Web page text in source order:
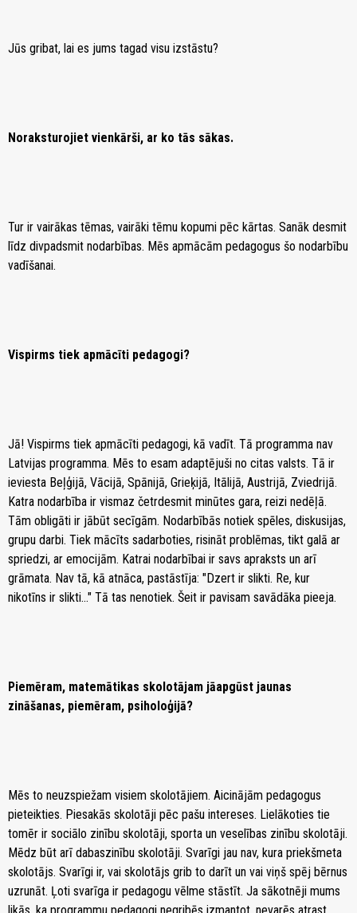
Jūs gribat, lai es jums tagad visu izstāstu?
Noraksturojiet vienkārši, ar ko tās sākas.
Tur ir vairākas tēmas, vairāki tēmu kopumi pēc kārtas. Sanāk desmit
līdz divpadsmit nodarbības. Mēs apmācām pedagogus šo nodarbību
vadīšanai.
Vispirms tiek apmācīti pedagogi?
Jā! Vispirms tiek apmācīti pedagogi, kā vadīt. Tā programma nav
Latvijas programma. Mēs to esam adaptējuši no citas valsts. Tā ir
ieviesta Beļģijā, Vācijā, Spānijā, Grieķijā, Itālijā, Austrijā, Zviedrijā.
Katra nodarbība ir vismaz četrdesmit minūtes gara, reizi nedēļā.
Tām obligāti ir jābūt secīgām. Nodarbībās notiek spēles, diskusijas,
grupu darbi. Tiek mācīts sadarboties, risināt problēmas, tikt galā ar
spriedzi, ar emocijām. Katrai nodarbībai ir savs apraksts un arī
grāmata. Nav tā, kā atnāca, pastāstīja: "Dzert ir slikti. Re, kur
nikotīns ir slikti..." Tā tas nenotiek. Šeit ir pavisam savādāka pieeja.
Piemēram, matemātikas skolotājam jāapgūst jaunas
zināšanas, piemēram, psiholoģijā?
Mēs to neuzspiežam visiem skolotājiem. Aicinājām pedagogus
pieteikties. Piesakās skolotāji pēc pašu intereses. Lielākoties tie
tomēr ir sociālo zinību skolotāji, sporta un veselības zinību skolotāji.
Mēdz būt arī dabaszinību skolotāji. Svarīgi jau nav, kura priekšmeta
skolotājs. Svarīgi ir, vai skolotājs grib to darīt un vai viņš spēj bērnus
uzrunāt. Ļoti svarīga ir pedagogu vēlme stāstīt. Ja sākotnēji mums